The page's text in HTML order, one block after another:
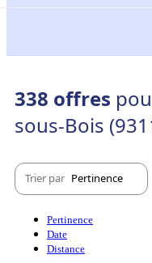
338 offres
sous-Bois
Trier par Pertinence
Pertinence
Date
Distance